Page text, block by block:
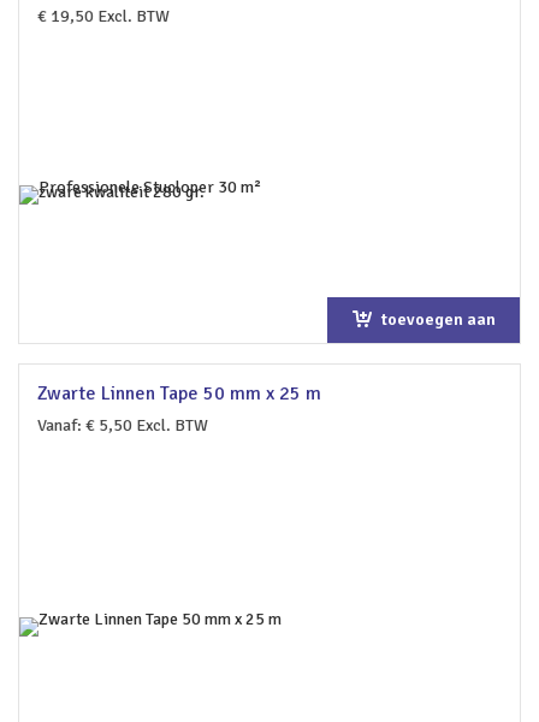
€ 19,50 Excl. BTW
toevoegen aan
winkelwagen
Zwarte Linnen Tape 50 mm x 25 m
Vanaf: € 5,50 Excl. BTW